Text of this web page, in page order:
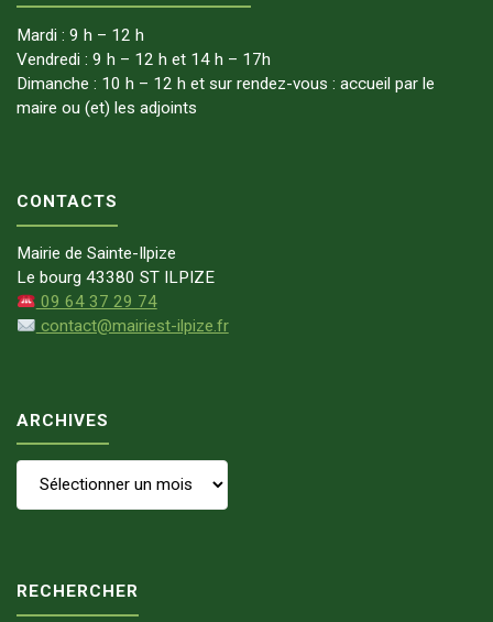
Mardi : 9 h – 12 h
Vendredi : 9 h – 12 h et 14 h – 17h
Dimanche : 10 h – 12 h et sur rendez-vous : accueil par le
maire ou (et) les adjoints
CONTACTS
Mairie de Sainte-Ilpize
Le bourg 43380 ST ILPIZE
09 64 37 29 74
contact@mairiest-ilpize.fr
ARCHIVES
RECHERCHER